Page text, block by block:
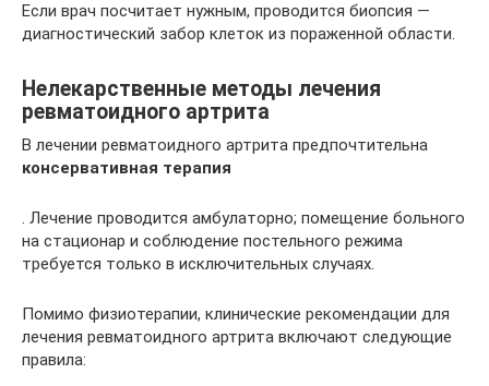
Если врач посчитает нужным, проводится биопсия —
диагностический забор клеток из пораженной области.
Нелекарственные методы лечения
ревматоидного артрита
В лечении ревматоидного артрита предпочтительна
консервативная терапия
. Лечение проводится амбулаторно; помещение больного
на стационар и соблюдение постельного режима
требуется только в исключительных случаях.
Помимо физиотерапии, клинические рекомендации для
лечения ревматоидного артрита включают следующие
правила: